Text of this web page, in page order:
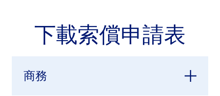
下載索償申請表
商務